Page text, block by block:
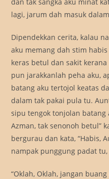
lagi, jarum dah masuk
Dipendekkan cerita, kalau
aku memang dah stim
keras betul dan sakit
pun jarakkanlah peha aku,
batang aku tertojol keatas
dalam tak pakai pula tu.
sipu tengok tonjolan batang
Azman, tak senonoh betul”
bergurau dan kata, “Habis,
nampak punggung padat
“Oklah, Oklah, jangan